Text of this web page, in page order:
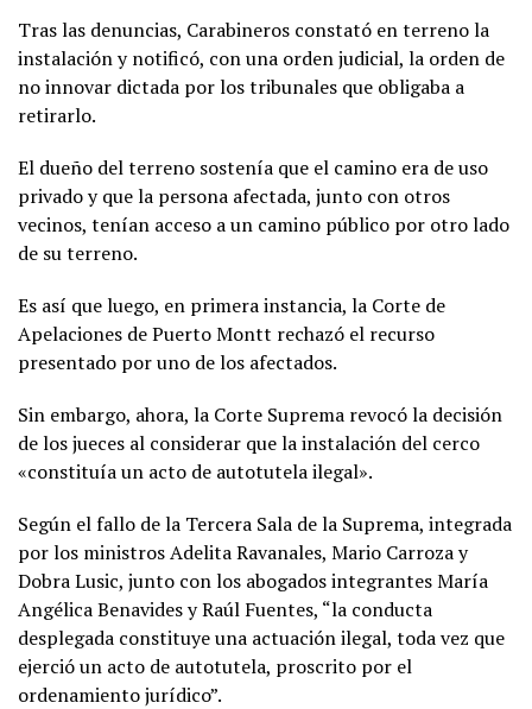
Tras las denuncias, Carabineros constató en terreno la
instalación y notificó, con una orden judicial, la orden de
no innovar dictada por los tribunales que obligaba a
retirarlo.
El dueño del terreno sostenía que el camino era de uso
privado y que la persona afectada, junto con otros
vecinos, tenían acceso a un camino público por otro lado
de su terreno.
Es así que luego, en primera instancia, la Corte de
Apelaciones de Puerto Montt rechazó el recurso
presentado por uno de los afectados.
Sin embargo, ahora, la Corte Suprema revocó la decisión
de los jueces al considerar que la instalación del cerco
«constituía un acto de autotutela ilegal».
Según el fallo de la Tercera Sala de la Suprema, integrada
por los ministros Adelita Ravanales, Mario Carroza y
Dobra Lusic, junto con los abogados integrantes María
Angélica Benavides y Raúl Fuentes, “la conducta
desplegada constituye una actuación ilegal, toda vez que
ejerció un acto de autotutela, proscrito por el
ordenamiento jurídico”.